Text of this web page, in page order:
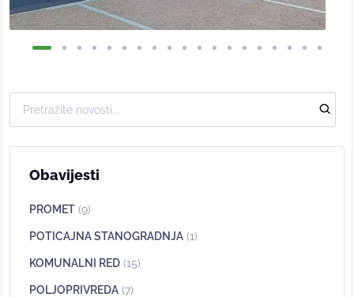
Obavijesti
PROMET (9)
POTICAJNA STANOGRADNJA (1)
KOMUNALNI RED (15)
POLJOPRIVREDA (7)